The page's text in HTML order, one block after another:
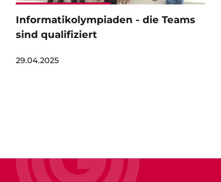
Informatikolympiaden - die Teams
sind qualifiziert
29.04.2025